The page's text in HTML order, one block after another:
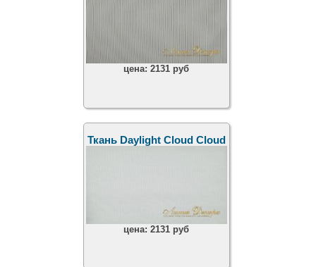
цена:2131 руб
Ткань Daylight Cloud Cloud
цена:2131 руб